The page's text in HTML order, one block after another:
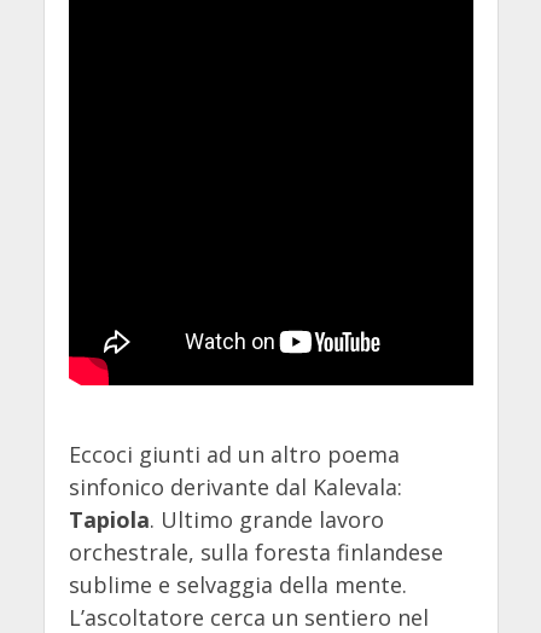
Eccoci giunti ad un altro poema
sinfonico derivante dal Kalevala:
Tapiola. Ultimo grande lavoro
orchestrale, sulla foresta finlandese
sublime e selvaggia della mente.
L’ascoltatore cerca un sentiero nel